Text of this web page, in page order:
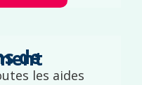
les aides